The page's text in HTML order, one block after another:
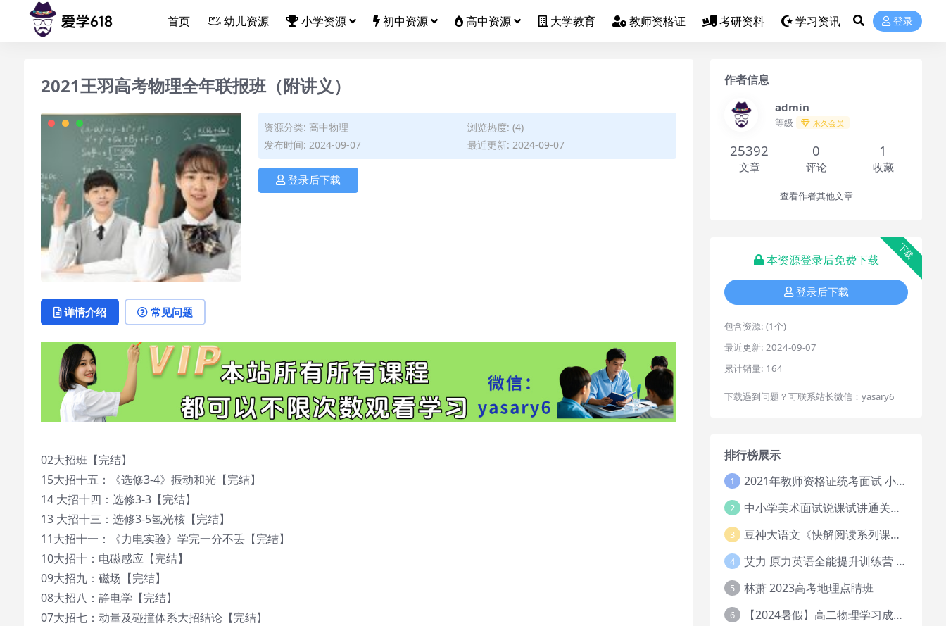
首页 幼儿资源 小学资源 初中资源 高中资源 大学教育 教师资格证 考研资料 学习资讯 登录
2021王羽高考物理全年联报班（附讲义）
资源分类: 高中物理
浏览热度: (4)
发布时间: 2024-09-07
最近更新: 2024-09-07
登录后下载
详情介绍 常见问题
02大招班【完结】
15大招十五：《选修3-4》振动和光【完结】
14 大招十四：选修3-3【完结】
13 大招十三：选修3-5氢光核【完结】
11大招十一：《力电实验》学完一分不丢【完结】
10大招十：电磁感应【完结】
09大招九：磁场【完结】
08大招八：静电学【完结】
07大招七：动量及碰撞体系大招结论【完结】
作者信息
admin
等级 永久会员
25392
文章
0
评论
1
收藏
查看作者其他文章
下载
本资源登录后免费下载
登录后下载
包含资源: (1个)
最近更新: 2024-09-07
累计销量: 164
下载遇到问题？可联系站长微信：yasary6
排行榜展示
1 2021年教师资格证统考面试 小学教资资料试讲+答辩
2 中小学美术面试说课试讲通关班14讲（辅助资料第一套）
3 豆神大语文《快解阅读系列课教程完整》
4 艾力 原力英语全能提升训练营 151G网课大合集
5 林萧 2023高考地理点睛班
6 【2024暑假】高二物理学习成长与规划系统1期